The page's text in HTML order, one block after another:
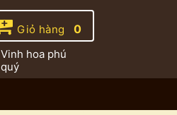
Giỏ hàng 0
Vinh hoa phú
quý